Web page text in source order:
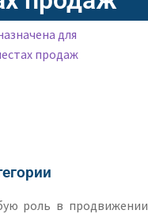
роль в продвижении